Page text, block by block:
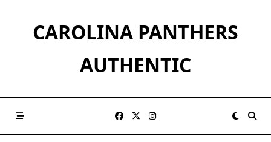
contentCAROLINA PANTHERS
AUTHENTIC